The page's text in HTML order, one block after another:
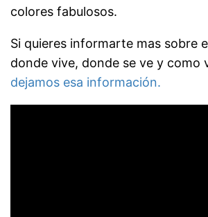
colores fabulosos.
Si quieres informarte mas sobre
donde vive, donde se ve y como
dejamos esa información.